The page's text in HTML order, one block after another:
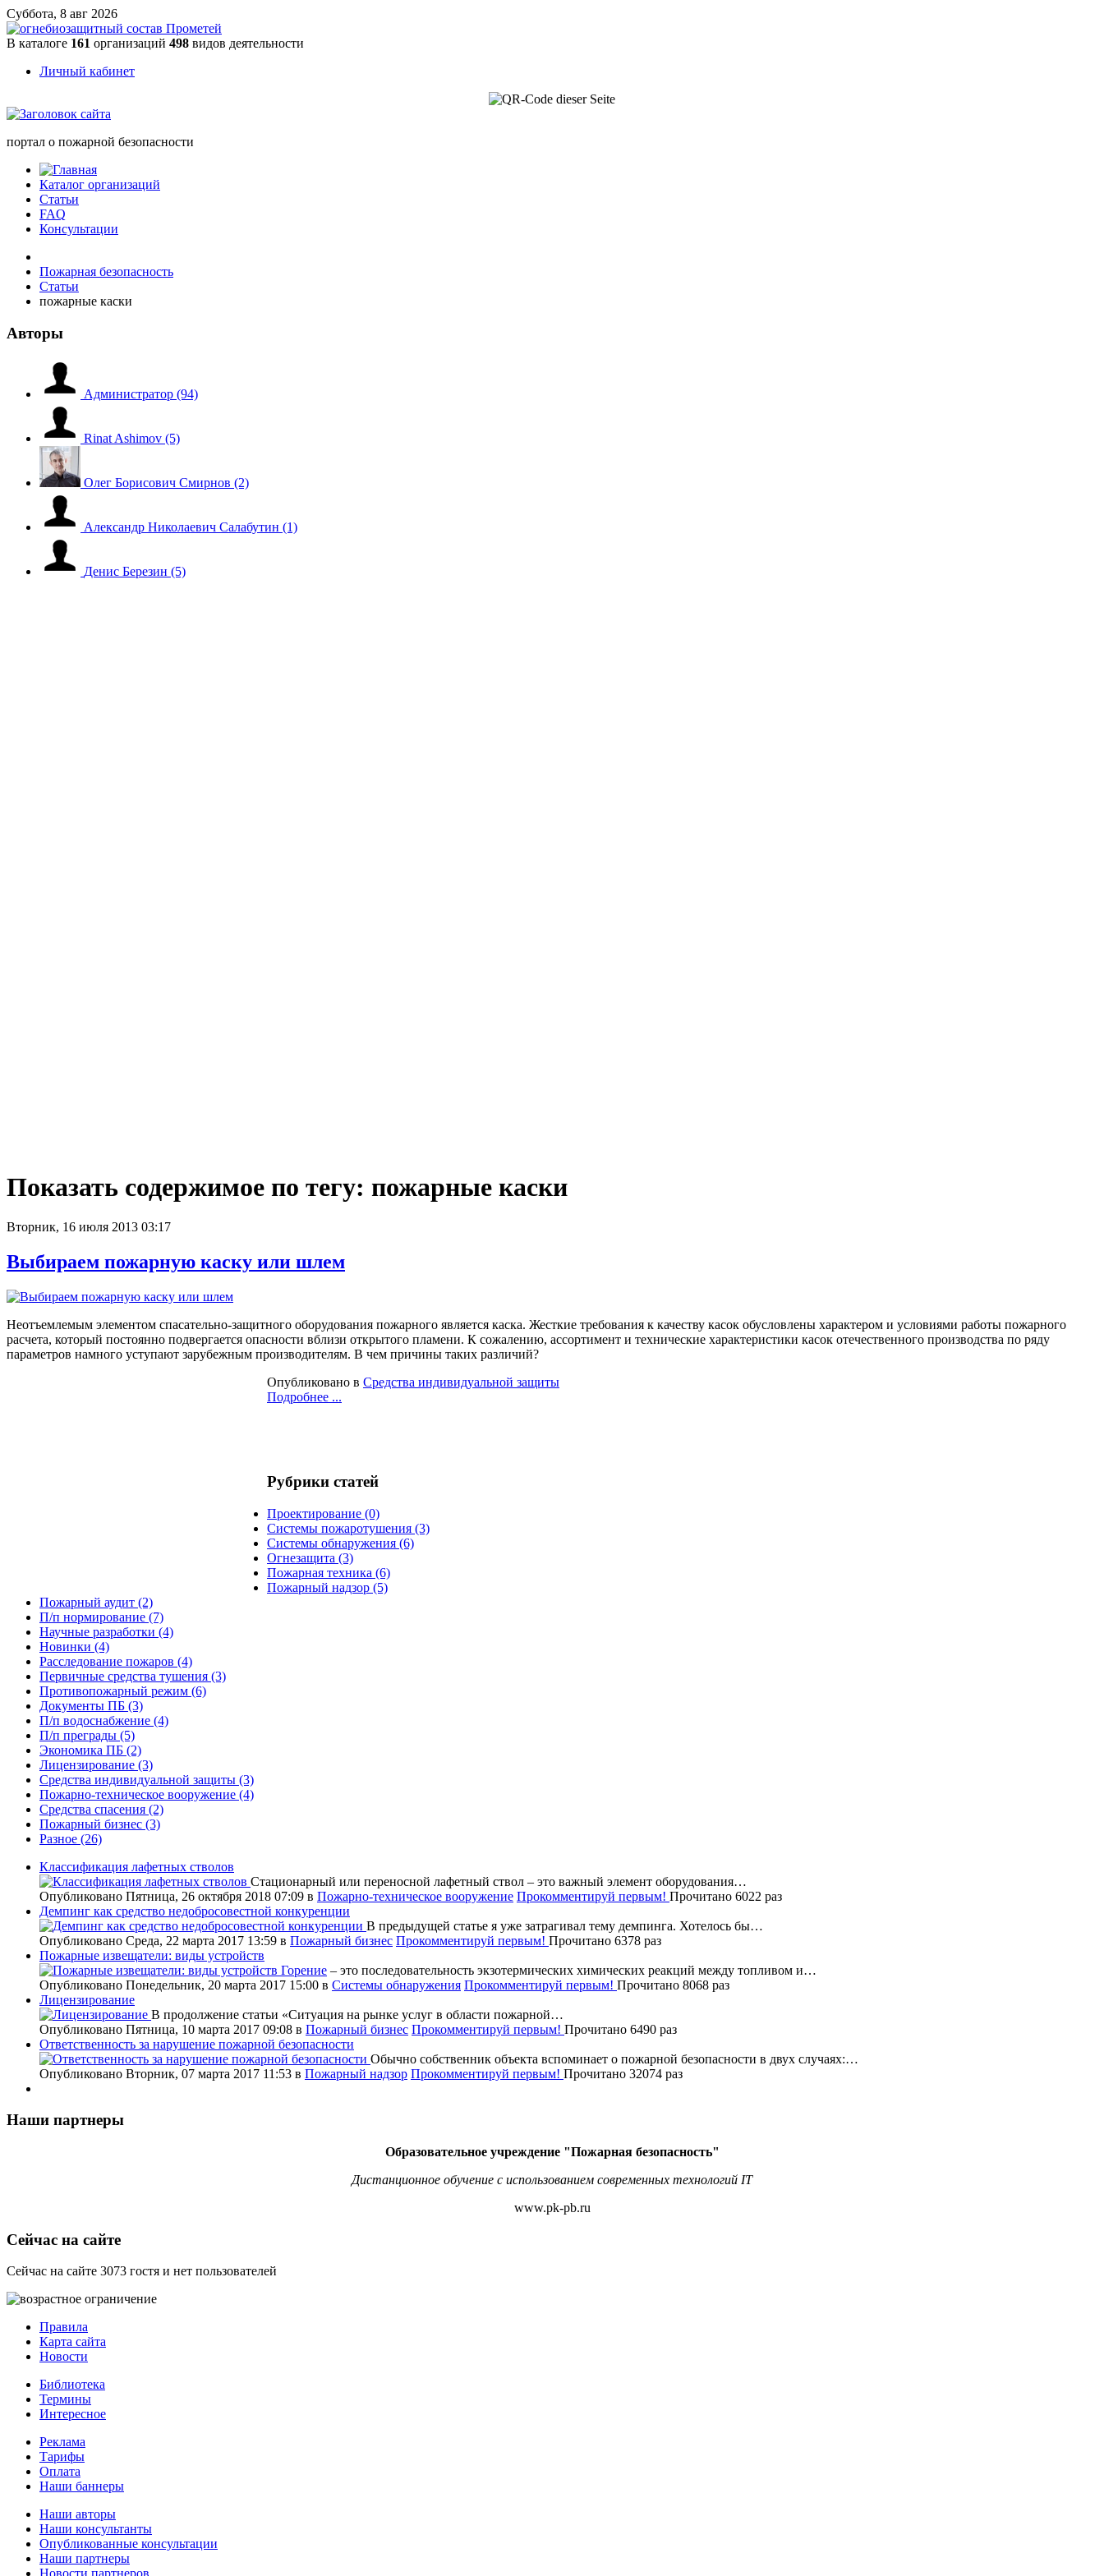
Суббота, 8 авг 2026
В каталоге 161 организаций 498 видов деятельности
Личный кабинет
портал о пожарной безопасности
Каталог организаций
Статьи
FAQ
Консультации
Пожарная безопасность
Статьи
пожарные каски
Авторы
Администратор (94)
Rinat Ashimov (5)
Олег Борисович Смирнов (2)
Александр Николаевич Салабутин (1)
Денис Березин (5)
Показать содержимое по тегу: пожарные каски
Вторник, 16 июля 2013 03:17
Выбираем пожарную каску или шлем
Неотъемлемым элементом спасательно-защитного оборудования пожарного является каска. Жесткие требования к качеству касок обусловлены характером и условиями работы пожарного
расчета, который постоянно подвергается опасности вблизи открытого пламени. К сожалению, ассортимент и технические характеристики касок отечественного производства по ряду
параметров намного уступают зарубежным производителям. В чем причины таких различий?
Опубликовано в Средства индивидуальной защиты
Подробнее ...
Рубрики статей
Проектирование (0)
Системы пожаротушения (3)
Системы обнаружения (6)
Огнезащита (3)
Пожарная техника (6)
Пожарный надзор (5)
Пожарный аудит (2)
П/п нормирование (7)
Научные разработки (4)
Новинки (4)
Расследование пожаров (4)
Первичные средства тушения (3)
Противопожарный режим (6)
Документы ПБ (3)
П/п водоснабжение (4)
П/п преграды (5)
Экономика ПБ (2)
Лицензирование (3)
Средства индивидуальной защиты (3)
Пожарно-техническое вооружение (4)
Средства спасения (2)
Пожарный бизнес (3)
Разное (26)
Классификация лафетных стволов
Стационарный или переносной лафетный ствол – это важный элемент оборудования…
Опубликовано Пятница, 26 октября 2018 07:09 в Пожарно-техническое вооружение Прокомментируй первым! Прочитано 6022 раз
Демпинг как средство недобросовестной конкуренции
В предыдущей статье я уже затрагивал тему демпинга. Хотелось бы…
Опубликовано Среда, 22 марта 2017 13:59 в Пожарный бизнес Прокомментируй первым! Прочитано 6378 раз
Пожарные извещатели: виды устройств
Горение – это последовательность экзотермических химических реакций между топливом и…
Опубликовано Понедельник, 20 марта 2017 15:00 в Системы обнаружения Прокомментируй первым! Прочитано 8068 раз
Лицензирование
В продолжение статьи «Ситуация на рынке услуг в области пожарной…
Опубликовано Пятница, 10 марта 2017 09:08 в Пожарный бизнес Прокомментируй первым! Прочитано 6490 раз
Ответственность за нарушение пожарной безопасности
Обычно собственник объекта вспоминает о пожарной безопасности в двух случаях:…
Опубликовано Вторник, 07 марта 2017 11:53 в Пожарный надзор Прокомментируй первым! Прочитано 32074 раз
Наши партнеры
Образовательное учреждение "Пожарная безопасность"
Дистанционное обучение с использованием современных технологий IT
www.pk-pb.ru
Сейчас на сайте
Сейчас на сайте 3073 гостя и нет пользователей
Правила
Карта сайта
Новости
Библиотека
Термины
Интересное
Реклама
Тарифы
Оплата
Наши баннеры
Наши авторы
Наши консультанты
Опубликованные консультации
Наши партнеры